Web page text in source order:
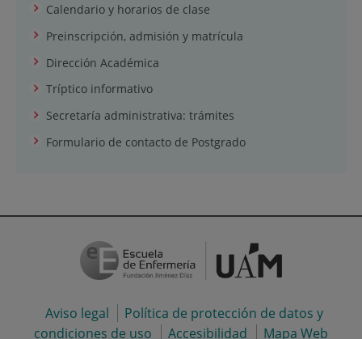
Calendario y horarios de clase
Preinscripción, admisión y matrícula
Dirección Académica
Tríptico informativo
Secretaría administrativa: trámites
Formulario de contacto de Postgrado
Aviso legal
Política de protección de datos y
condiciones de uso
Accesibilidad Mapa Web